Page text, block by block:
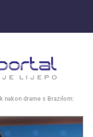
nakon drame s Brazilom: